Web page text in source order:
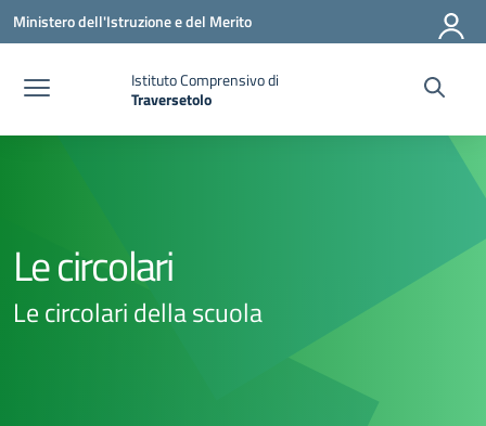
Vai ai contenuti
Vai al menu di navigazione
Vai al footer
Ministero dell'Istruzione e del Merito
Istituto Comprensivo di
Traversetolo
Le circolari
Le circolari della scuola